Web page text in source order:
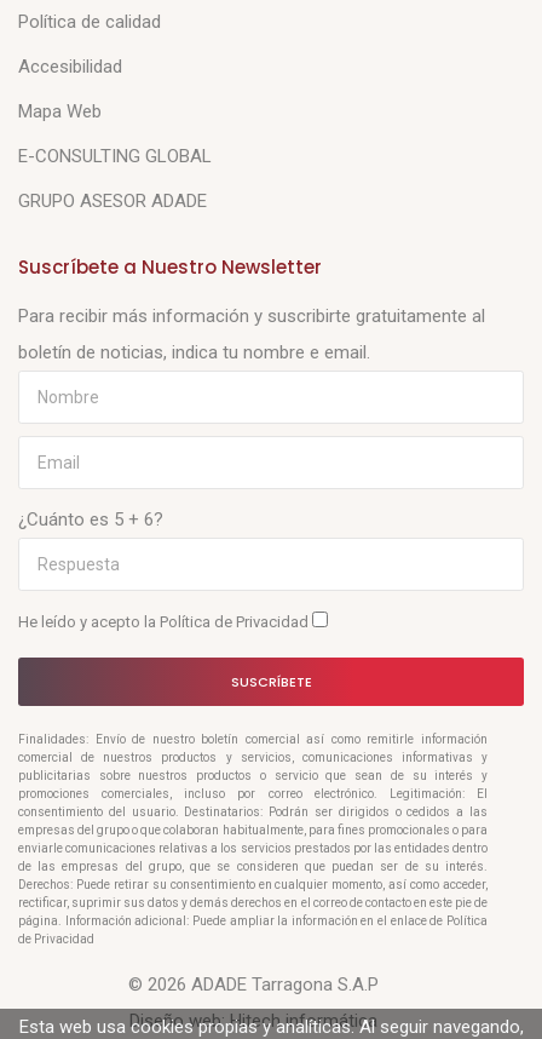
Política de calidad
Accesibilidad
Mapa Web
E-CONSULTING GLOBAL
GRUPO ASESOR ADADE
Suscríbete a Nuestro Newsletter
Para recibir más información y suscribirte gratuitamente al
boletín de noticias, indica tu nombre e email.
¿Cuánto es 5 + 6?
He leído y acepto la Política de Privacidad
SUSCRÍBETE
Finalidades: Envío de nuestro boletín comercial así como remitirle información
comercial de nuestros productos y servicios, comunicaciones informativas y
publicitarias sobre nuestros productos o servicio que sean de su interés y
promociones comerciales, incluso por correo electrónico. Legitimación: El
consentimiento del usuario. Destinatarios: Podrán ser dirigidos o cedidos a las
empresas del grupo o que colaboran habitualmente, para fines promocionales o para
enviarle comunicaciones relativas a los servicios prestados por las entidades dentro
de las empresas del grupo, que se consideren que puedan ser de su interés.
Derechos: Puede retirar su consentimiento en cualquier momento, así como acceder,
rectificar, suprimir sus datos y demás derechos en el correo de contacto en este pie de
página. Información adicional: Puede ampliar la información en el enlace de Política
de Privacidad
© 2026 ADADE Tarragona S.A.P
Diseño web:Hitech informática
Esta web usa cookies propias y analíticas. Al seguir navegando,